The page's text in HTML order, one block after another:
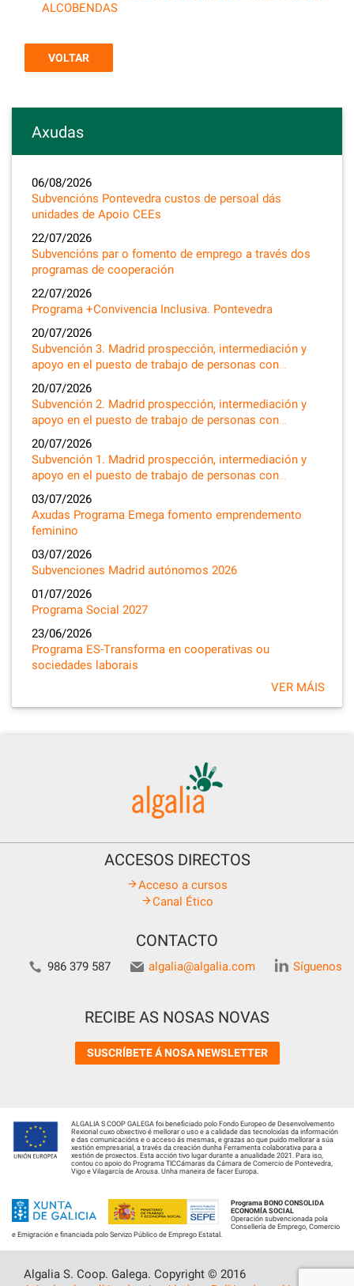
ALCOBENDAS
VOLTAR
Axudas
06/08/2026
Subvencións Pontevedra custos de persoal dás
unidades de Apoio CEEs
22/07/2026
Subvencións par o fomento de emprego a través dos
programas de cooperación
22/07/2026
Programa +Convivencia Inclusiva. Pontevedra
20/07/2026
Subvención 3. Madrid prospección, intermediación y
apoyo en el puesto de trabajo de personas con…
20/07/2026
Subvención 2. Madrid prospección, intermediación y
apoyo en el puesto de trabajo de personas con…
20/07/2026
Subvención 1. Madrid prospección, intermediación y
apoyo en el puesto de trabajo de personas con…
03/07/2026
Axudas Programa Emega fomento emprendemento
feminino
03/07/2026
Subvenciones Madrid autónomos 2026
01/07/2026
Programa Social 2027
23/06/2026
Programa ES-Transforma en cooperativas ou
sociedades laborais
VER MÁIS
ACCESOS DIRECTOS
Acceso a cursos
Canal Ético
CONTACTO
986 379 587 algalia@algalia.com Síguenos
RECIBE AS NOSAS NOVAS
SUSCRÍBETE Á NOSA NEWSLETTER
ALGALIA S COOP GALEGA foi beneficiado polo Fondo Europeo de Desenvolvemento
Rexional cuxo obxectivo é mellorar o uso e a calidade das tecnoloxías da información
e das comunicacións e o acceso ás mesmas, e grazas ao que puido mellorar a súa
xestión empresarial, a través da creación dunha Ferramenta colaborativa para a
xestión de proxectos. Esta acción tivo lugar durante a anualidade 2021. Para iso,
contou co apoio do Programa TICCámaras da Cámara de Comercio de Pontevedra,
Vigo e Vilagarcía de Arousa. Unha maneira de facer Europa.
Programa BONO CONSOLIDA
ECONOMÍA SOCIAL
Operación subvencionada pola
Consellería de Emprego, Comercio
e Emigración e financiada polo Servizo Público de Emprego Estatal.
Algalia S. Coop. Galega. Copyright © 2016